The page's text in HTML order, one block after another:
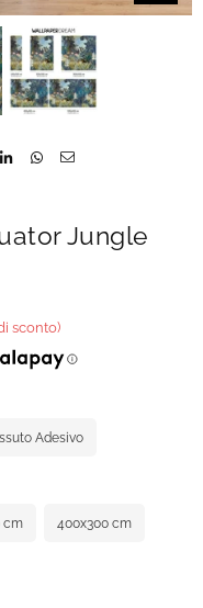
Jungle
sconto)
Adesivo
cm 400x300 cm